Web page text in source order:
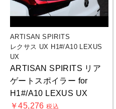
ARTISAN SPIRITS
レクサス UX H1#/A10 LEXUS
UX
ARTISAN SPIRITS リア
ゲートスポイラー for
H1#/A10 LEXUS UX
￥45,276税込